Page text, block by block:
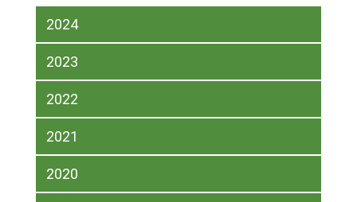
2024
2023
2022
2021
2020